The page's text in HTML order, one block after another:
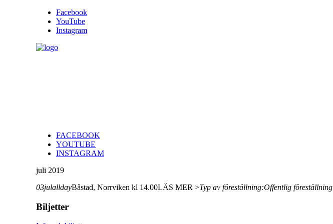
Facebook
YouTube
Instagram
FACEBOOK
YOUTUBE
INSTAGRAM
juli 2019
03julalldayBåstad, Norrviken kl 14.00LÄS MER >Typ av föreställning:Offentlig föreställning
Biljetter